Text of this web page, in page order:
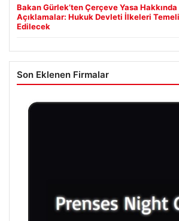
Bakan Gürlek’ten Çerçeve Yasa
Açıklamalar: Hukuk Devleti İlkeleri
Edilecek
Son Eklenen Firmalar